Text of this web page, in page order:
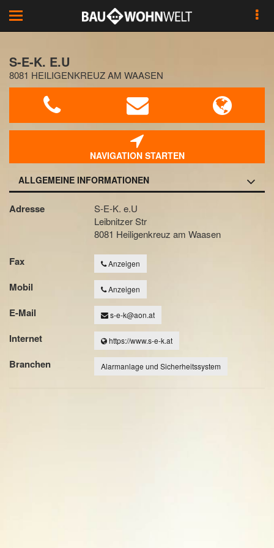
Toggle
navigation
S-E-K. E.U
8081 HEILIGENKREUZ AM WAASEN
NAVIGATION STARTEN
ALLGEMEINE INFORMATIONEN
Adresse
S-E-K. e.U
Leibnitzer Str
8081 Heiligenkreuz am Waasen
Fax Anzeigen
Mobil Anzeigen
E-Mail s-e-k@aon.at
Internet https://www.s-e-k.at
Branchen Alarmanlage und Sicherheitssystem